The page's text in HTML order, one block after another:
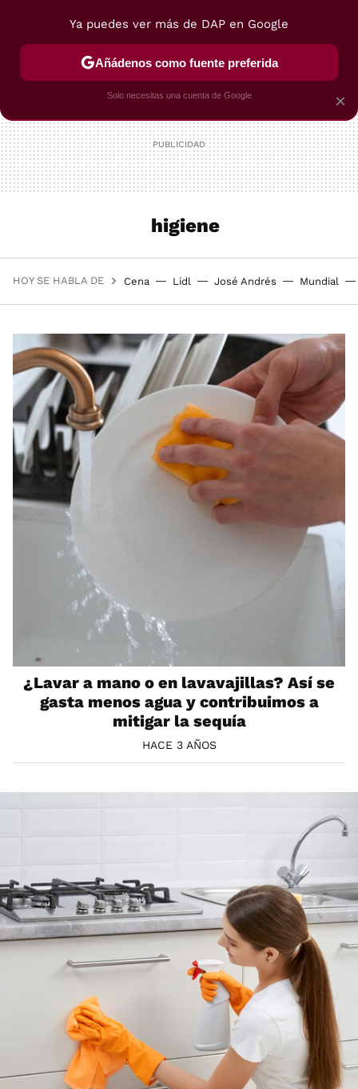
POSTRES VIAJES SELECCIÓN VEGUI
higiene
HOY SE HABLA DE Cena Lidl José Andrés Mundial
¿Lavar a mano o en lavavajillas? Así se
gasta menos agua y contribuimos a
mitigar la sequía
HACE 3 AÑOS
×
Ya puedes ver más de DAP en Google
Añádenos como fuente preferida
Solo necesitas una cuenta de Google